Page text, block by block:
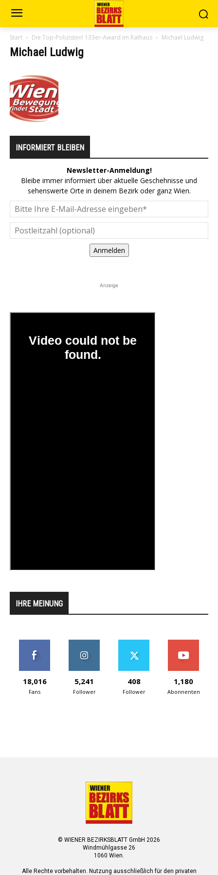
Start Die Top-Polizisten! 133er-Award im Rathaus Michael Ludwig
Michael Ludwig
INFORMIERT BLEIBEN
Newsletter-Anmeldung!
Bleibe immer informiert über aktuelle Geschehnisse und
sehenswerte Orte in deinem Bezirk oder ganz Wien.
Anmelden
Anzeige
IHRE MEINUNG
18,016
Fans
5,241
Follower
408
Follower
1,180
Abonnenten
© WIENER BEZIRKSBLATT GmbH 2026
Windmühlgasse 26
1060 Wien.
Alle Rechte vorbehalten. Nutzung ausschließlich für den privaten